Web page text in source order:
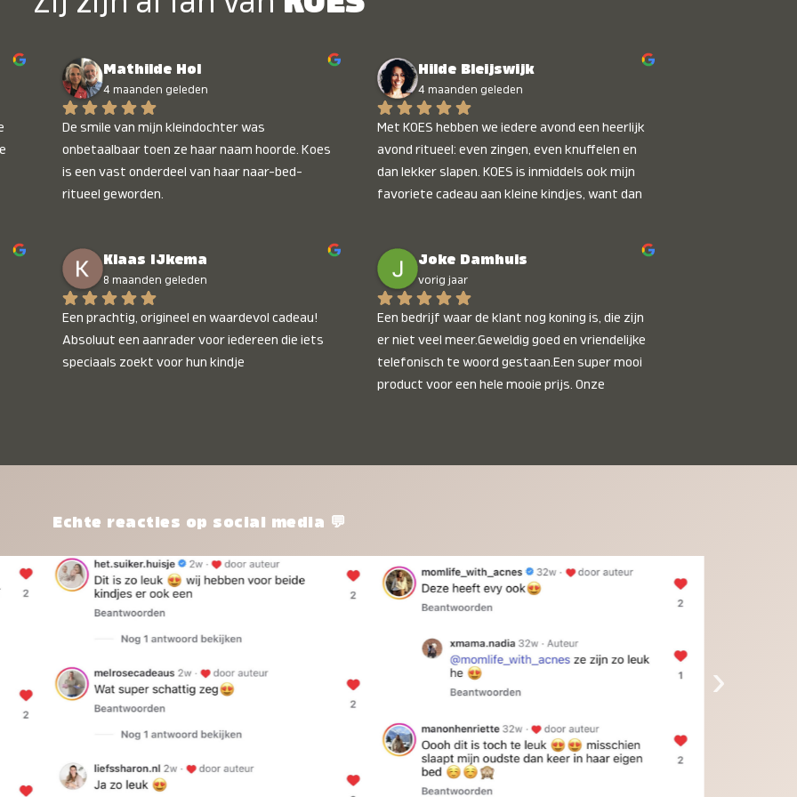
Mathilde Hol
4 maanden geleden
De smile van mijn kleindochter was
onbetaalbaar toen ze haar naam hoorde. Koes
is een vast onderdeel van haar naar-bed-
ritueel geworden.
Hilde Bleijswijk
4 maanden geleden
Met KOES hebben we iedere avond een heerlijk
avond ritueel: even zingen, even knuffelen en
dan lekker slapen. KOES is inmiddels ook mijn
favoriete cadeau aan kleine kindjes, want dan
onbetaalbaar :)
Klaas IJkema
8 maanden geleden
Een prachtig, origineel en waardevol cadeau!
Absoluut een aanrader voor iedereen die iets
speciaals zoekt voor hun kindje
Joke Damhuis
vorig jaar
Een bedrijf waar de klant nog koning is, die zijn
er niet veel meer.Geweldig goed en vriendelijke
telefonisch te woord gestaan.Een super mooi
product voor een hele mooie prijs. Onze
Echte reacties op social media 💬
›